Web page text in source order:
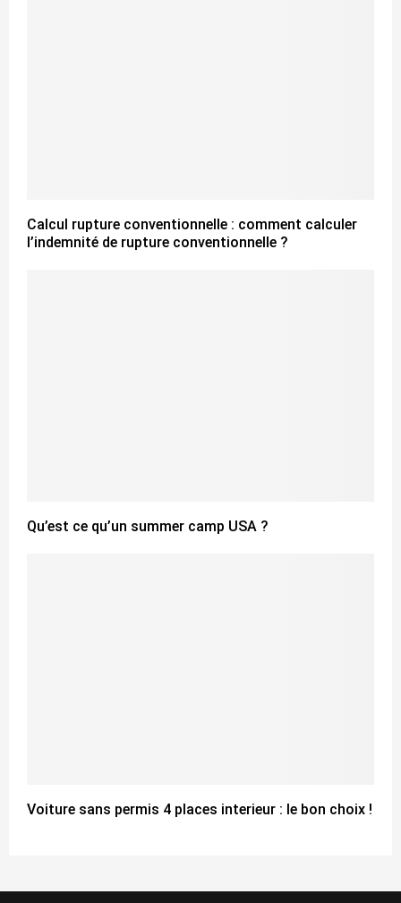
Calcul rupture conventionnelle : comment calculer
l’indemnité de rupture conventionnelle ?
Qu’est ce qu’un summer camp USA ?
Voiture sans permis 4 places interieur : le bon choix !